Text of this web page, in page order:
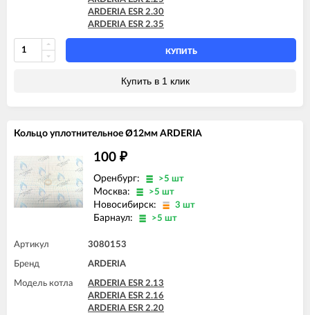
ARDERIA ESR 2.30
ARDERIA ESR 2.35
КУПИТЬ
Купить в 1 клик
Кольцо уплотнительное Ø12мм ARDERIA
100 ₽
Оренбург: >5 шт
Москва: >5 шт
Новосибирск: 3 шт
Барнаул: >5 шт
Артикул 3080153
Бренд ARDERIA
Модель котла
ARDERIA ESR 2.13
ARDERIA ESR 2.16
ARDERIA ESR 2.20